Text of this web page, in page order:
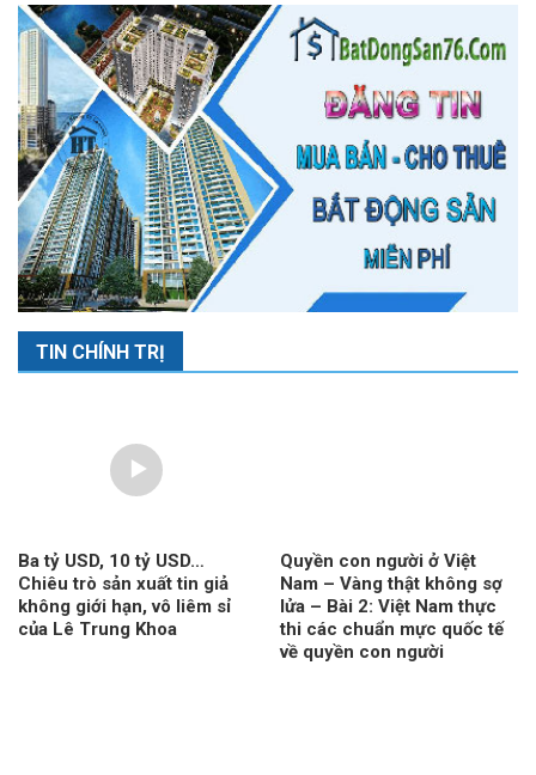
TIN CHÍNH TRỊ
Ba tỷ USD, 10 tỷ USD…
Chiêu trò sản xuất tin giả
không giới hạn, vô liêm sỉ
của Lê Trung Khoa
Quyền con người ở Việt
Nam – Vàng thật không sợ
lửa – Bài 2: Việt Nam thực
thi các chuẩn mực quốc tế
về quyền con người